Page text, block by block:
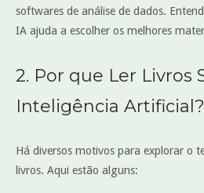
softwares de análise de dados.
IA ajuda a escolher os melhores
2. Por que Ler Livros
Inteligência Artificial?
Há diversos motivos para explorar o
livros. Aqui estão alguns: